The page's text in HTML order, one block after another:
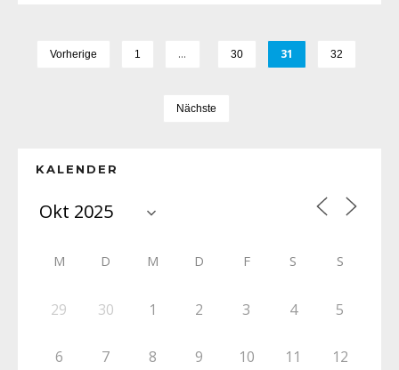
Vorherige 1 … 30 31 32
Nächste
KALENDER
M D M D F S S
29 30 1 2 3 4 5
6 7 8 9 10 11 12